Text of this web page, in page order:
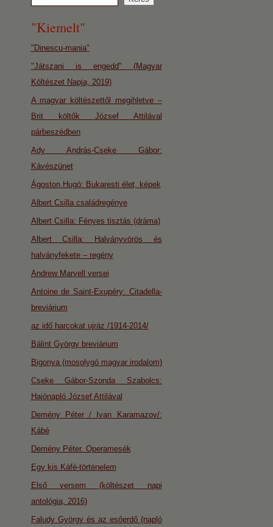
"Kiemelt"
"Dinescu-mania"
"Játszani is engedd" (Magyar
Költészet Napja, 2019)
A magyar költészettől megihletve –
Brit költők József Attilával
párbeszédben
Ady András-Cseke Gábor:
Kávészünet
Ágoston Hugó: Bukaresti élet, képek
Albert Csilla családregénye
Albert Csilla: Fényes tisztás (dráma)
Albert Csilla: Halványvörös és
halványfekete – regény
Andrew Marvell versei
Antoine de Saint-Exupéry: Citadella-
breviárium
az idő harcokat ujráz /1914-2014/
Bálint György breviárium
Bigonya (mosolygó magyar irodalom)
Cseke Gábor-Szonda Szabolcs:
Hajónapló József Attilával
Demény Péter / Ivan Karamazov/:
Kábé
Demény Péter. Operamesék
Egy kis Káfé-történelem
Első versem (költészet napi
antológia, 2016)
Faludy György és az esőerdő (napló